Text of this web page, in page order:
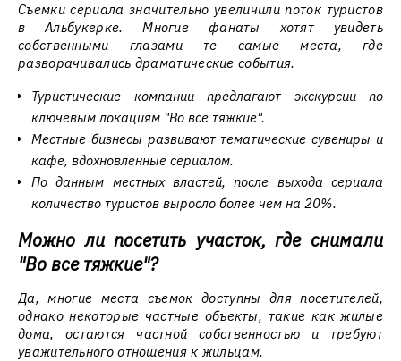
Съемки сериала значительно увеличили поток туристов
в Альбукерке. Многие фанаты хотят увидеть
собственными глазами те самые места, где
разворачивались драматические события.
Туристические компании предлагают экскурсии по
ключевым локациям "Во все тяжкие".
Местные бизнесы развивают тематические сувениры и
кафе, вдохновленные сериалом.
По данным местных властей, после выхода сериала
количество туристов выросло более чем на 20%.
Можно ли посетить участок, где снимали
"Во все тяжкие"?
Да, многие места съемок доступны для посетителей,
однако некоторые частные объекты, такие как жилые
дома, остаются частной собственностью и требуют
уважительного отношения к жильцам.